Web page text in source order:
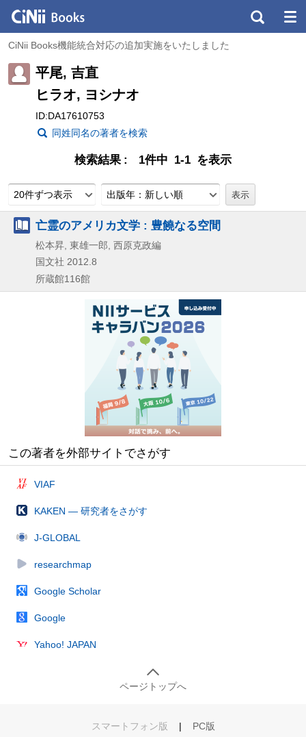
CiNii Books機能統合対応の追加実施をいたしました
平尾, 吉直
ヒラオ, ヨシナオ
ID:DA17610753
同姓同名の著者を検索
検索結果 1件中 1-1 を表示
20件ずつ表示 出版年：新しい順
亡霊のアメリカ文学 : 豊饒なる空間
松本昇, 東雄一郎, 西原克政編
国文社 2012.8
所蔵館116館
この著者を外部サイトでさがす
VIAF
KAKEN — 研究者をさがす
J-GLOBAL
researchmap
Google Scholar
Google
Yahoo! JAPAN
ページトップへ
スマートフォン版 | PC版